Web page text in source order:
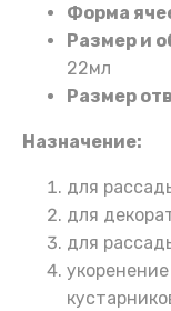
Форма
Размер и
22мл
Размер
Назначение:
для
для
для